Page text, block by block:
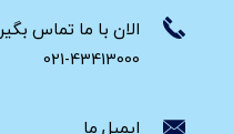
الان با ما تماس
ایمیل ما
021-43413000